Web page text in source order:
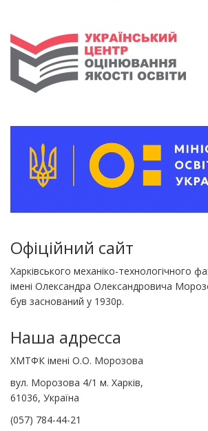
Офіційний сайт
Харківського механіко-технологічного
імені Олександра Олександровича
був заснований у 1930р.
Наша адресса
ХМТФК імені О.О. Морозова
вул. Морозова 4/1 м. Харків,
61036, Україна
(057) 784-44-21